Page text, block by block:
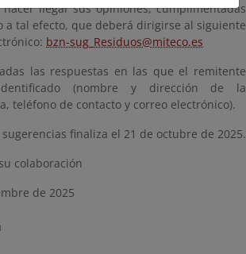
llegar sus opiniones, cumplimentadas
a tal efecto, que deberá dirigirse al siguiente
bzn-sug_Residuos@miteco.es
las respuestas en las que el remitente
(nombre y dirección de la
teléfono de contacto y correo electrónico).
finaliza el 21 de octubre de 2025.
colaboración
de 2025